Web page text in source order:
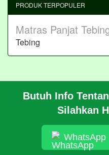
Butuh Info
Silahkan
WhatsApp
PRODUK TERPOPULER
Matras Panjat
Tebing
CARA PESAN
HUBUNGI KAMI